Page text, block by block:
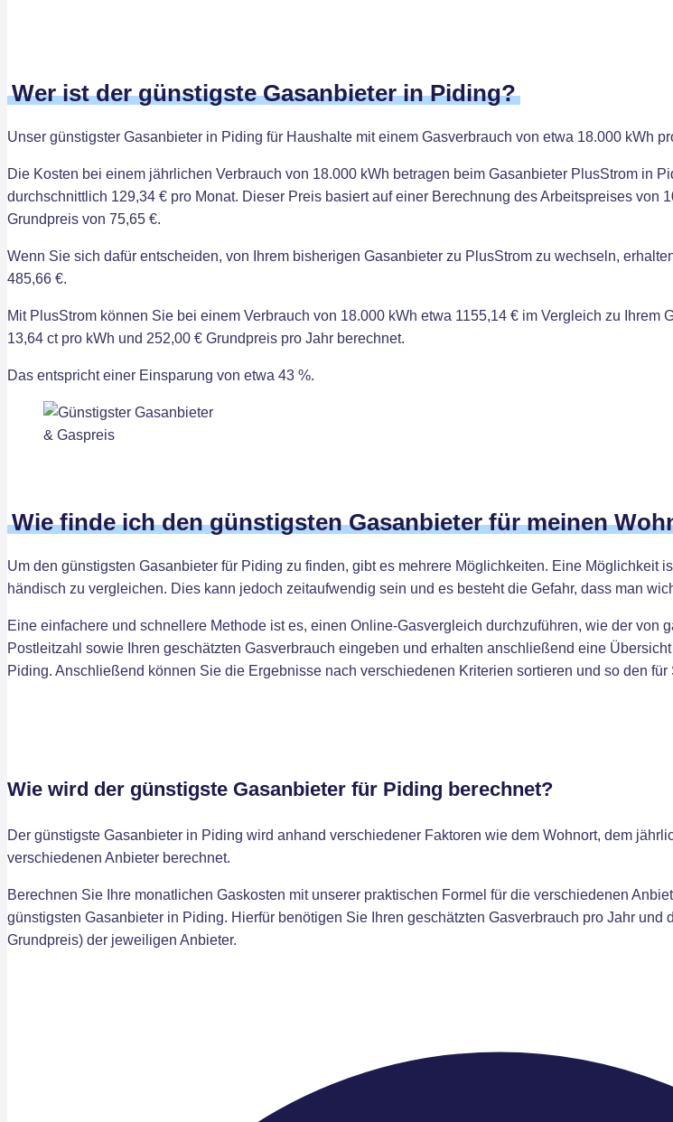
Wer ist der günstigste Gasanbieter in Piding?
Unser günstigster Gasanbieter in Piding für Haushalte mit einem Gasverbrauch von etwa 18.000 kWh
Die Kosten bei einem jährlichen Verbrauch von 18.000 kWh betragen beim Gasanbieter PlusStrom in
durchschnittlich 129,34 € pro Monat. Dieser Preis basiert auf einer Berechnung des Arbeitspreises von
Grundpreis von 75,65 €.
Wenn Sie sich dafür entscheiden, von Ihrem bisherigen Gasanbieter zu PlusStrom zu wechseln,
485,66 €.
Mit PlusStrom können Sie bei einem Verbrauch von 18.000 kWh etwa 1155,14 € im Vergleich zu Ihrem
13,64 ct pro kWh und 252,00 € Grundpreis pro Jahr berechnet.
Das entspricht einer Einsparung von etwa 43 %.
Wie finde ich den günstigsten Gasanbieter für meinen
Um den günstigsten Gasanbieter für Piding zu finden, gibt es mehrere Möglichkeiten. Eine Möglichkeit
händisch zu vergleichen. Dies kann jedoch zeitaufwendig sein und es besteht die Gefahr, dass man
Eine einfachere und schnellere Methode ist es, einen Online-Gasvergleich durchzuführen, wie der von
Postleitzahl sowie Ihren geschätzten Gasverbrauch eingeben und erhalten anschließend eine
Piding. Anschließend können Sie die Ergebnisse nach verschiedenen Kriterien sortieren und so den
Wie wird der günstigste Gasanbieter für Piding berechnet?
Der günstigste Gasanbieter in Piding wird anhand verschiedener Faktoren wie dem Wohnort, dem
verschiedenen Anbieter berechnet.
Berechnen Sie Ihre monatlichen Gaskosten mit unserer praktischen Formel für die verschiedenen
günstigsten Gasanbieter in Piding. Hierfür benötigen Sie Ihren geschätzten Gasverbrauch pro Jahr und
Grundpreis) der jeweiligen Anbieter.